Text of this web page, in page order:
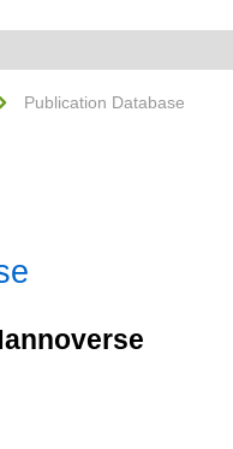
Publication Database